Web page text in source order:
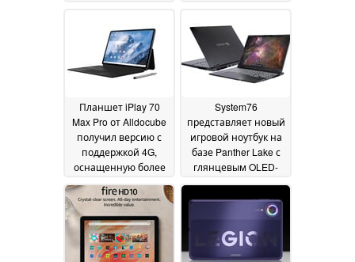
Планшет iPlay 70
Max Pro от Alldocube
получил версию с
поддержкой 4G,
оснащенную более
медленной зарядкой
06 July 2026
System76
представляет новый
игровой ноутбук на
базе Panther Lake с
глянцевым OLED-
06 July 2026